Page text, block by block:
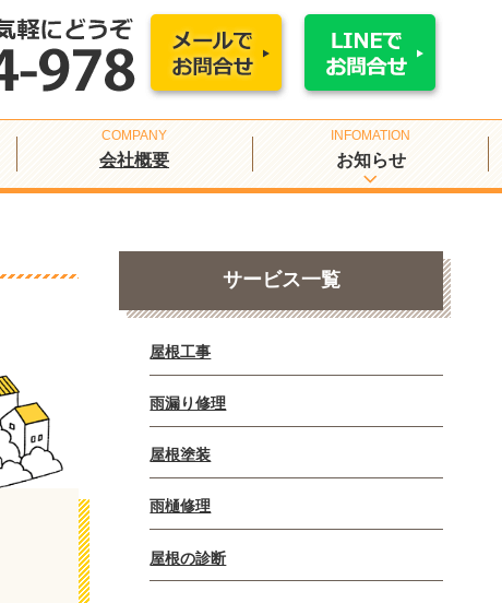
会社概要 お知らせ
サービス一覧
屋根工事
雨漏り修理
屋根塗装
雨樋修理
屋根の診断